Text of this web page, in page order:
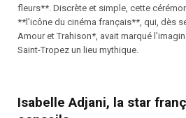
fleurs**. Discrète et simple, cette
**l’icône du cinéma français**, qui, dès
Amour et Trahison*, avait marqué
Saint-Tropez un lieu mythique.
Isabelle Adjani, la star